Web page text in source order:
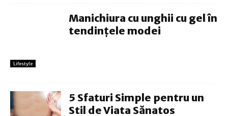
Lifestyle
Manichiura cu unghii cu gel în
tendințele modei
5 Sfaturi Simple pentru un
Stil de Viata Sănatos